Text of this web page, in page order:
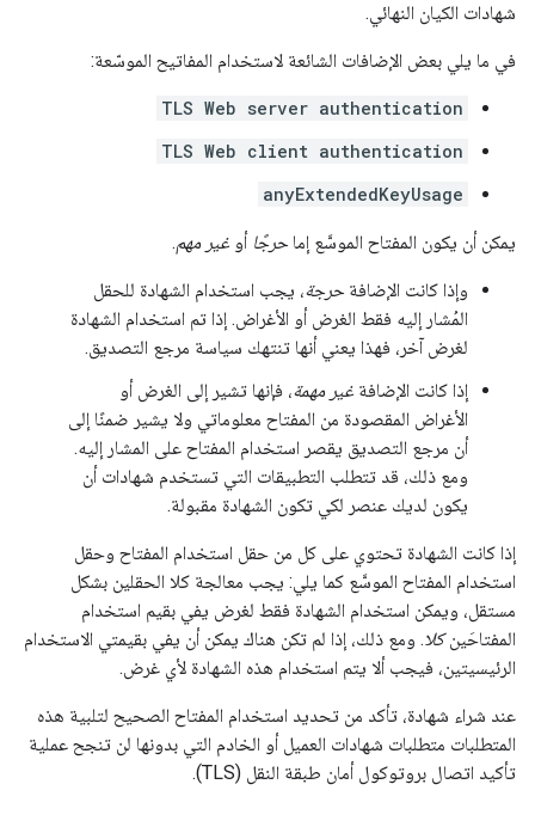
شهادات الكيان النهائي.
في ما يلي بعض الإضافات الشائعة لاستخدام المفاتيح الموسّعة:
TLS Web server authentication
TLS Web client authentication
anyExtendedKeyUsage
يمكن أن يكون المفتاح الموسَّع إما حرجًا أو غير مهم.
وإذا كانت الإضافة حرجة، يجب استخدام الشهادة للحقل
المُشار إليه فقط الغرض أو الأغراض. إذا تم استخدام الشهادة
لغرض آخر، فهذا يعني أنها تنتهك سياسة مرجع التصديق.
إذا كانت الإضافة غير مهمة، فإنها تشير إلى الغرض أو
الأغراض المقصودة من المفتاح معلوماتي ولا يشير ضمنًا إلى
أن مرجع التصديق يقصر استخدام المفتاح على المشار إليه.
ومع ذلك، قد تتطلب التطبيقات التي تستخدم شهادات أن
يكون لديك عنصر لكي تكون الشهادة مقبولة.
إذا كانت الشهادة تحتوي على كل من حقل استخدام المفتاح وحقل
استخدام المفتاح الموسَّع كما يلي: يجب معالجة كلا الحقلين بشكل
مستقل، ويمكن استخدام الشهادة فقط لغرض يفي بقيم استخدام
المفتاحَينكلا. ومع ذلك، إذا لم تكن هناك يمكن أن يفي بقيمتي الاستخدام
الرئيسيتين، فيجب ألا يتم استخدام هذه الشهادة لأي غرض.
عند شراء شهادة، تأكد من تحديد استخدام المفتاح الصحيح لتلبية هذه
المتطلبات متطلبات شهادات العميل أو الخادم التي بدونها لن تنجح عملية
تأكيد اتصال بروتوكول أمان طبقة النقل (TLS).